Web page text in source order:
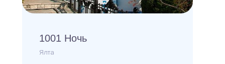
1001 Ночь
Ялта